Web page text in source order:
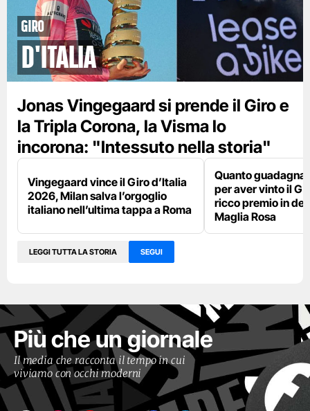
Giro
d'Italia
Jonas Vingegaard si prende il Giro e
la Tripla Corona, la Visma lo
incorona: "Intessuto nella storia"
Vingegaard vince il Giro d’Italia
2026, Milan salva l’orgoglio
italiano nell’ultima tappa a Roma
Quanto guadagna
per aver vinto il
ricco premio in
Maglia Rosa
LEGGI TUTTA LA STORIA SEGUI
Più che un giornale
Il media che racconta il tempo in cui
viviamo con occhi moderni